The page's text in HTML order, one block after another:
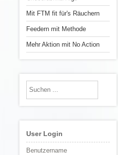
Mit FTM fit für's Räuchern
Feedern mit Methode
Mehr Aktion mit No Action
User Login
Benutzername